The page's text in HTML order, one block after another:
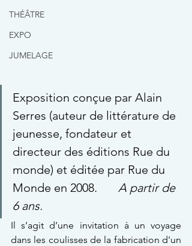
THÉÂTRE
EXPO
JUMELAGE
Exposition conçue par Alain
Serres (auteur de littérature de
jeunesse, fondateur et
directeur des éditions Rue du
monde) et éditée par Rue du
Monde en 2008. A partir de
6 ans.
Il s’agit d’une invitation à un voyage
dans les coulisses de la fabrication d'un